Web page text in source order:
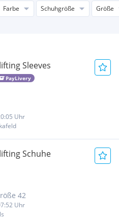
Farbe Schuhgröße
Größe
Sleeves
PayLivery
Uhr
Schuhe
42
Uhr